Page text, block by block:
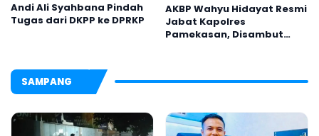
Andi Ali Syahbana Pindah
Tugas dari DKPP ke DPRKP
AKBP Wahyu Hidayat Resmi
Jabat Kapolres
Pamekasan, Disambut
SAMPANG